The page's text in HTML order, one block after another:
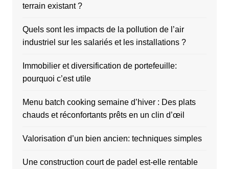
terrain existant ?
Quels sont les impacts de la pollution de l’air
industriel sur les salariés et les installations ?
Immobilier et diversification de portefeuille:
pourquoi c’est utile
Menu batch cooking semaine d’hiver : Des plats
chauds et réconfortants prêts en un clin d’œil
Valorisation d’un bien ancien: techniques simples
Une construction court de padel est-elle rentable